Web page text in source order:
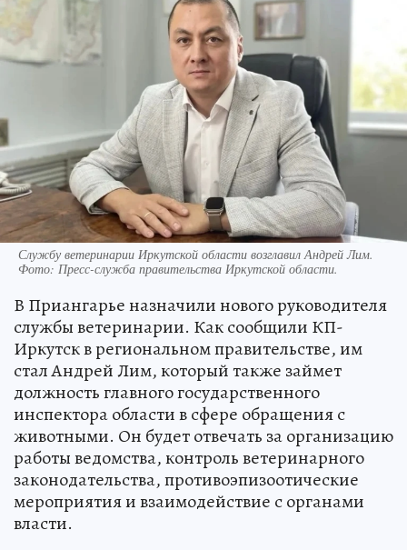
Службу ветеринарии Иркутской области возглавил Андрей Лим.
Фото: Пресс-служба правительства Иркутской области.
В Приангарье назначили нового руководителя
службы ветеринарии. Как сообщили КП-
Иркутск в региональном правительстве, им
стал Андрей Лим, который также займет
должность главного государственного
инспектора области в сфере обращения с
животными. Он будет отвечать за организацию
работы ведомства, контроль ветеринарного
законодательства, противоэпизоотические
мероприятия и взаимодействие с органами
власти.